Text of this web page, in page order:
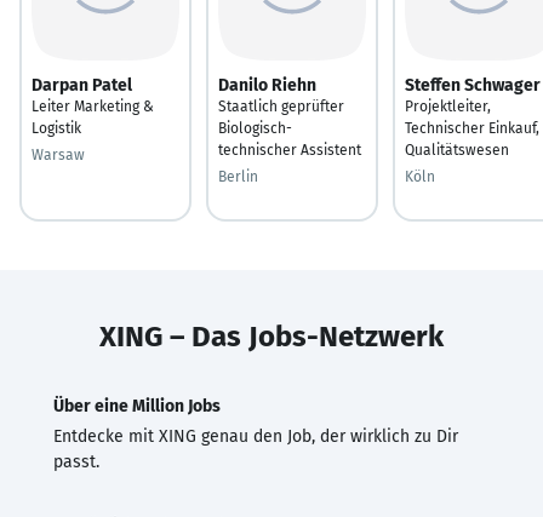
Darpan Patel
Leiter Marketing &
Logistik
Warsaw
Danilo Riehn
Staatlich geprüfter
Biologisch-
technischer Assistent
Berlin
Steffen Schwager
Projektleiter,
Technischer Einkauf,
Qualitätswesen
Köln
XING – Das Jobs-Netzwerk
Über eine Million Jobs
Entdecke mit XING genau den Job, der wirklich zu Dir
passt.